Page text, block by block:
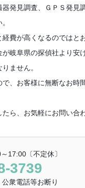
発見調査、ＧＰＳ発見
費が高くなるのではと
岐阜県の探偵社より安
ません。
、お客様に無断なお時
ら、お気軽にお問い合
17:00〔不定休〕
3739
衆電話等お断り